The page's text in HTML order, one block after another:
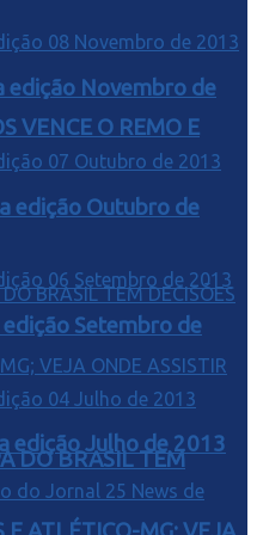
VENCE O REMO E
DO BRASIL TEM
edição Novembro de
edição Outubro de
Setembro de
edição Julho de 2013